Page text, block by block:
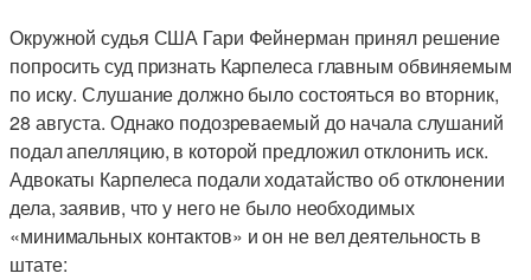
Окружной судья США Гари Фейнерман принял решение
попросить суд признать Карпелеса главным обвиняемым
по иску. Слушание должно было состояться во вторник,
28 августа. Однако подозреваемый до начала слушаний
подал апелляцию, в которой предложил отклонить иск.
Адвокаты Карпелеса подали ходатайство об отклонении
дела, заявив, что у него не было необходимых
«минимальных контактов» и он не вел деятельность в
штате: